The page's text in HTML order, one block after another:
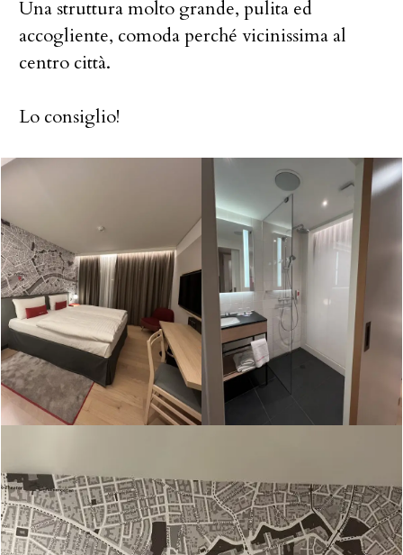
Una struttura molto grande, pulita ed
accogliente, comoda perché vicinissima al
centro città.
Lo consiglio!